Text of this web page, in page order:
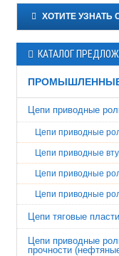
ХОТИТЕ УЗНАТЬ
КАТАЛОГ
Цепи приводные
Цепи приводные
Цепи приводные
Цепи приводные
Цепи приводные
Цепи тяговые
Цепи приводные
прочности